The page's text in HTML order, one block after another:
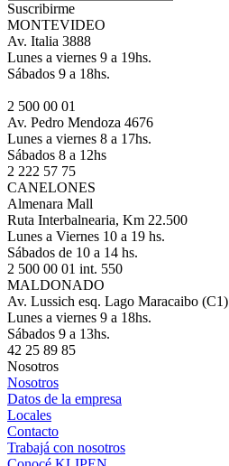
Suscribirme
MONTEVIDEO
Av. Italia 3888
Lunes a viernes 9 a 19hs.
Sábados 9 a 18hs.
2 500 00 01
Av. Pedro Mendoza 4676
Lunes a viernes 8 a 17hs.
Sábados 8 a 12hs
2 222 57 75
CANELONES
Almenara Mall
Ruta Interbalnearia, Km 22.500
Lunes a Viernes 10 a 19 hs.
Sábados de 10 a 14 hs.
2 500 00 01 int. 550
MALDONADO
Av. Lussich esq. Lago Maracaibo (C1)
Lunes a viernes 9 a 18hs.
Sábados 9 a 13hs.
42 25 89 85
Nosotros
Nosotros
Datos de la empresa
Locales
Contacto
Trabajá con nosotros